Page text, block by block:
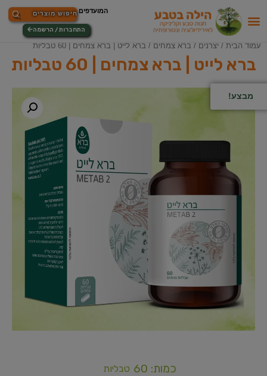
התחברות / הרשמה
עמוד הבית / יצרנים / ברא צמחים / ברא לייט | ברא צמחים | 60 טבליות
ברא לייט | ברא צמחים | 60 טבליות
מבצע!
כמות: 60 טבליות